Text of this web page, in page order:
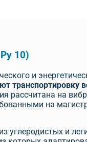
10)
и
транспортировку
рассчитана на
на
углеродистых и